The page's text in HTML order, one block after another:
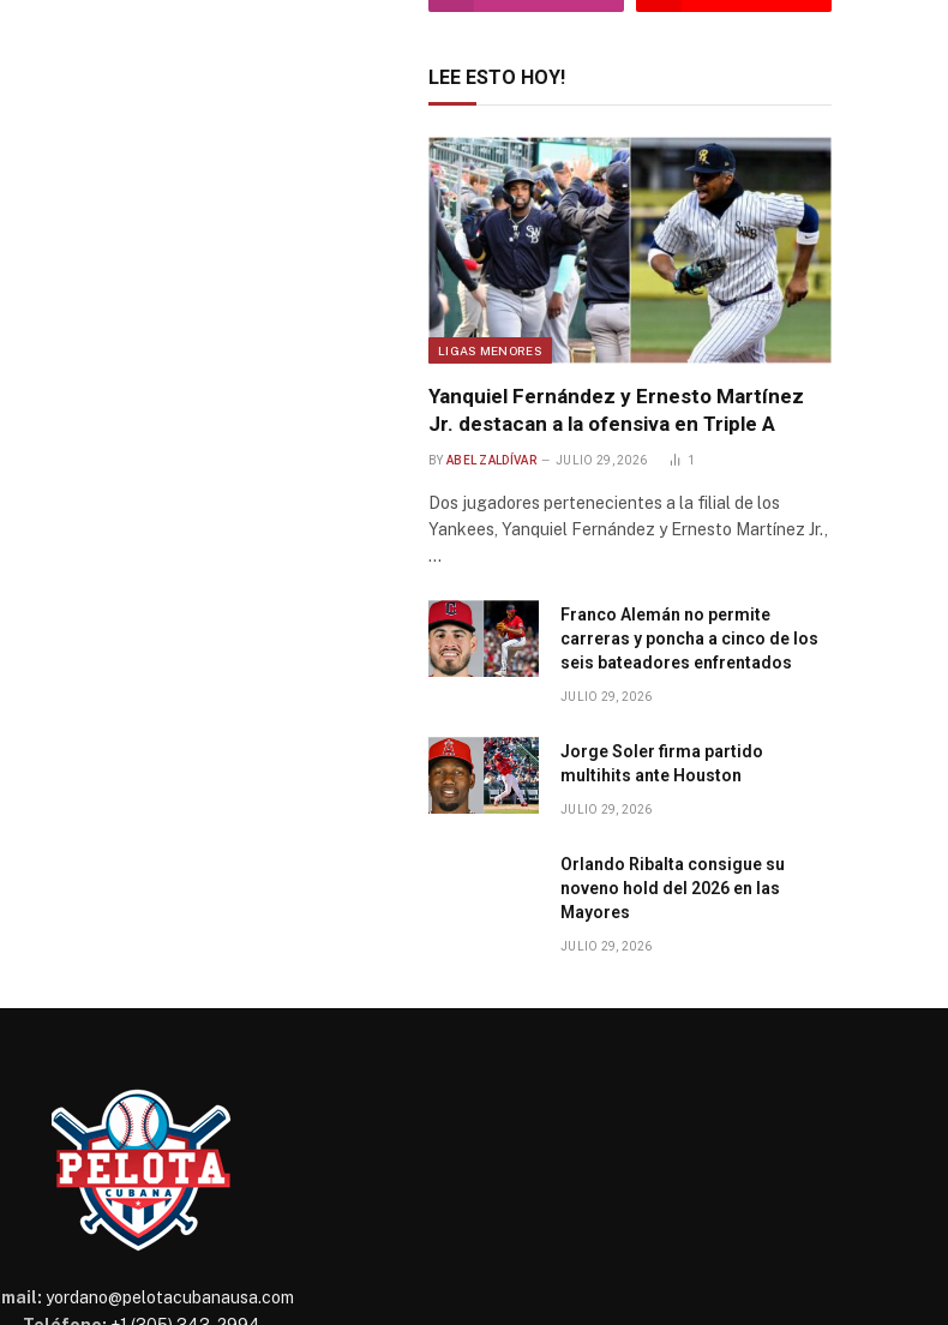
LEE ESTO HOY!
LIGAS MENORES
Yanquiel Fernández y Ernesto Martínez
Jr. destacan a la ofensiva en Triple A
BY ABEL ZALDÍVAR JULIO 29, 2026 1
Dos jugadores pertenecientes a la filial de los
Yankees, Yanquiel Fernández y Ernesto Martínez Jr.,
…
Franco Alemán no permite
carreras y poncha a cinco de los
seis bateadores enfrentados
JULIO 29, 2026
Jorge Soler firma partido
multihits ante Houston
JULIO 29, 2026
Orlando Ribalta consigue su
noveno hold del 2026 en las
Mayores
JULIO 29, 2026
yordano@pelotacubanausa.com